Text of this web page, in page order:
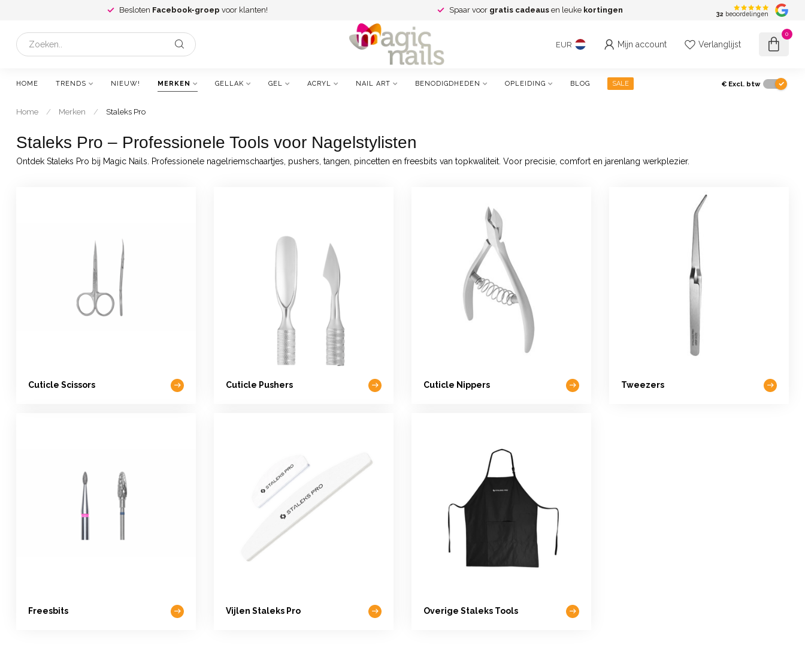
Besloten Facebook-groep voor klanten! Spaar voor gratis cadeaus en leuke kortingen 32 beoordelingen
EUR Mijn account Verlanglijst
0
HOME TRENDS NIEUW! MERKEN GELLAK GEL ACRYL NAIL ART BENODIGDHEDEN OPLEIDING BLOG SALE € Excl. btw
Home / Merken / Staleks Pro
Staleks Pro – Professionele Tools voor Nagelstylisten
Ontdek Staleks Pro bij Magic Nails. Professionele nagelriemschaartjes, pushers, tangen, pincetten en freesbits van topkwaliteit. Voor precisie, comfort en jarenlang werkplezier.
Cuticle Scissors Cuticle Pushers Cuticle Nippers Tweezers
Freesbits Vijlen Staleks Pro Overige Staleks Tools